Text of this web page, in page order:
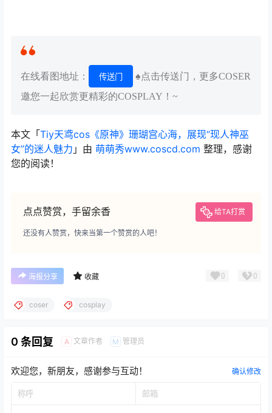
在线看图地址： 传送门
♠点击传送门，更多COSER
邀您一起欣赏更精彩的COSPLAY！~
本文「Tiy天鸢cos《原神》珊瑚宫心海，展现“现人神巫
女”的迷人魅力 」由 萌萌秀www.coscd.com 整理，感谢
您的阅读！
点点赞赏，手留余香 给TA打赏
还没有人赞赏，快来当第一个赞赏的人吧！
海报分享 收藏 0 0
coser cosplay
0 条回复 A 文章作者 M 管理员
欢迎您，新朋友，感谢参与互动！ 确认修改